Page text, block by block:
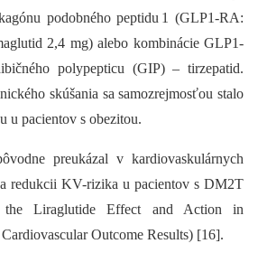
podobného peptidu 1 (GLP1-RA:
2,4 mg) alebo kombinácie GLP1-
polypepticu (GIP) –⁠ tirzepatid.
skúšania sa samozrejmosťou stalo
u pacientov s obe­zitou.
preukázal v kardiovaskulárnych
redukcii KV-rizika u pacientov s DM2T
Liraglutide Effect and Action in
Outcome Results) [16].